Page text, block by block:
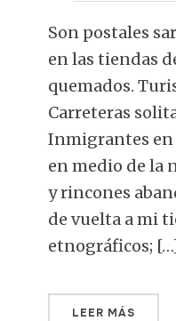
Son postales
en las tiendas
quemados.
Carreteras
Inmigrantes en
en medio de la
y rincones
de vuelta a mi
etnográficos;
LEER MÁS